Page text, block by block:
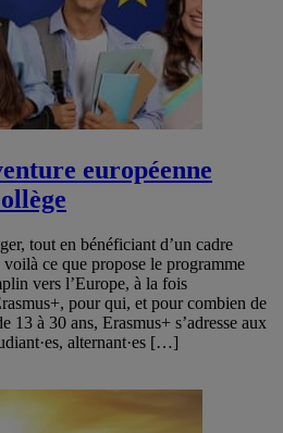
européenne
tout en bénéficiant d’un cadre
voilà ce que propose le programme
vers l’Europe, à la fois
pour qui, et pour combien de
13 à 30 ans, Erasmus+ s’adresse aux
alternant·es […]